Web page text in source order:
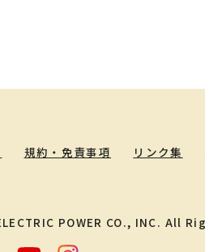
規約・免責事項 リンク集
POWER CO., INC. All